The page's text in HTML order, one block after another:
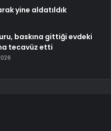
yine aldatıldık
baskına gittiği evdeki
tecavüz etti